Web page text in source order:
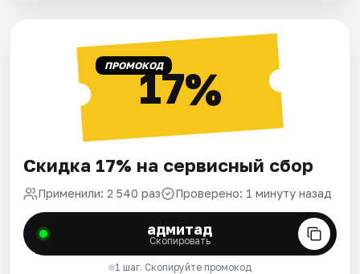
ПРОМОКОД17%
Скидка 17% на сервисный сбор
Применили: 2 540 раз Проверено: 1 минуту назад
адмитад
Скопировать
1 шаг. Скопируйте промокод